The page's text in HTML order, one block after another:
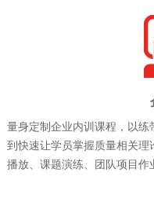
量身定制企业内训课程，以
到快速让学员掌握质量相关
播放、课题演练、团队项目作